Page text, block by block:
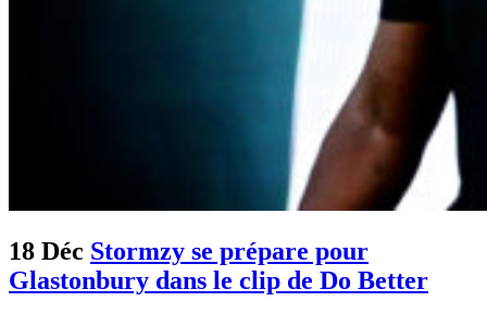
18 Déc Stormzy se prépare pour
Glastonbury dans le clip de Do Better